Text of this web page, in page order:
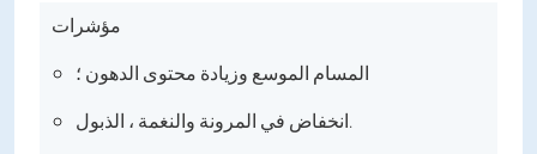
مؤشرات
المسام الموسع وزيادة محتوى الدهون ؛
انخفاض في المرونة والنغمة ، الذبول.